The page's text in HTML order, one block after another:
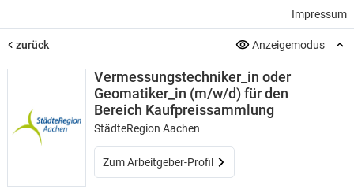
Impressum
zurück Anzeigemodus
Vermessungstechniker_in oder
Geomatiker_in (m/w/d) für den
Bereich Kaufpreissammlung
StädteRegion Aachen
Zum Arbeitgeber-Profil